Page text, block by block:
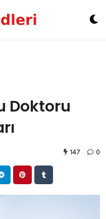
Doktoru
147 0